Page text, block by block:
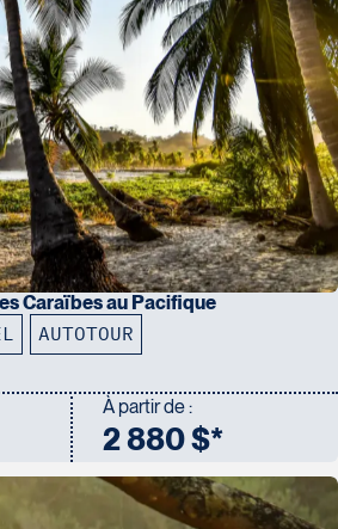
Caraïbes au Pacifique
AUTOTOUR
À partir de :
2 880 $*